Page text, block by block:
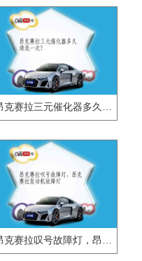
昂克赛拉三元催化器多久清洗一次?
昂克赛拉叹号故障灯，昂克赛拉发动机故障灯